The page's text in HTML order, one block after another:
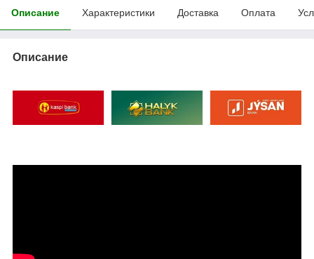
Описание Характеристики Доставка Оплата
Описание